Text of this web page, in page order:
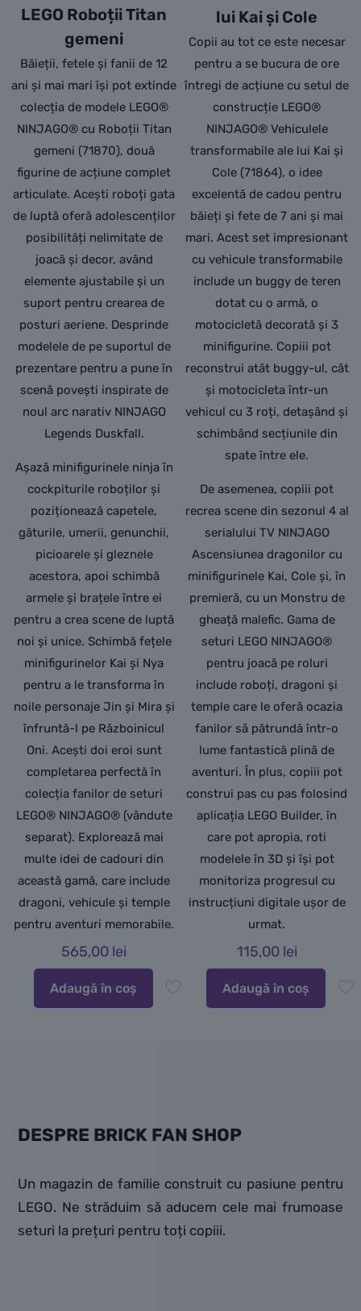
LEGO Roboții Titan
gemeni
Băieții, fetele și fanii de 12
ani și mai mari își pot extinde
colecția de modele LEGO®
NINJAGO® cu Roboții Titan
gemeni (71870), două
figurine de acțiune complet
articulate. Acești roboți gata
de luptă oferă adolescenților
posibilități nelimitate de
joacă și decor, având
elemente ajustabile și un
suport pentru crearea de
posturi aeriene. Desprinde
modelele de pe suportul de
prezentare pentru a pune în
scenă povești inspirate de
noul arc narativ NINJAGO
Legends Duskfall.
Așază minifigurinele ninja în
cockpiturile roboților și
poziționează capetele,
gâturile, umerii, genunchii,
picioarele și gleznele
acestora, apoi schimbă
armele și brațele între ei
pentru a crea scene de luptă
noi și unice. Schimbă fețele
minifigurinelor Kai și Nya
pentru a le transforma în
noile personaje Jin și Mira și
înfruntă-l pe Războinicul
Oni. Acești doi eroi sunt
completarea perfectă în
colecția fanilor de seturi
LEGO® NINJAGO® (vândute
separat). Explorează mai
multe idei de cadouri din
această gamă, care include
dragoni, vehicule și temple
pentru aventuri memorabile.
565,00 lei
Adaugă în coș
lui Kai și Cole
Copii au tot ce este necesar
pentru a se bucura de ore
întregi de acțiune cu setul de
construcție LEGO®
NINJAGO® Vehiculele
transformabile ale lui Kai și
Cole (71864), o idee
excelentă de cadou pentru
băieți și fete de 7 ani și mai
mari. Acest set impresionant
cu vehicule transformabile
include un buggy de teren
dotat cu o armă, o
motocicletă decorată și 3
minifigurine. Copiii pot
reconstrui atât buggy-ul, cât
și motocicleta într-un
vehicul cu 3 roți, detașând și
schimbând secțiunile din
spate între ele.
De asemenea, copiii pot
recrea scene din sezonul 4 al
serialului TV NINJAGO
Ascensiunea dragonilor cu
minifigurinele Kai, Cole și, în
premieră, cu un Monstru de
gheață malefic. Gama de
seturi LEGO NINJAGO®
pentru joacă pe roluri
include roboți, dragoni și
temple care le oferă ocazia
fanilor să pătrundă într-o
lume fantastică plină de
aventuri. În plus, copiii pot
construi pas cu pas folosind
aplicația LEGO Builder, în
care pot apropia, roti
modelele în 3D și își pot
monitoriza progresul cu
instrucțiuni digitale ușor de
urmat.
115,00 lei
Adaugă în coș
DESPRE BRICK FAN SHOP
Un magazin de familie construit cu pasiune pentru
LEGO. Ne străduim să aducem cele mai frumoase
seturi la prețuri pentru toți copiii.